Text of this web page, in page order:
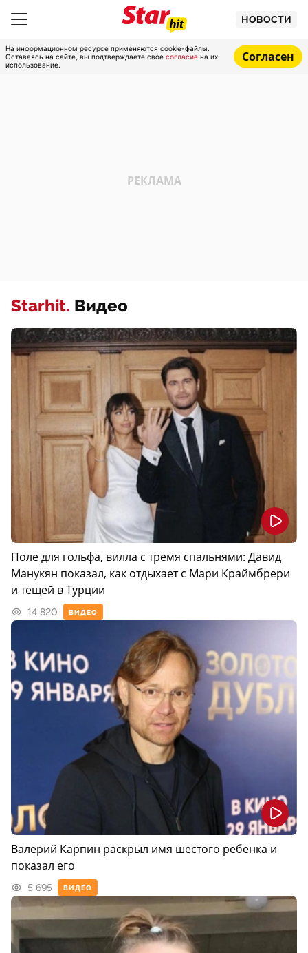
НОВОСТИ
На информационном ресурсе применяются cookie-файлы.
Оставаясь на сайте, вы подтверждаете свое согласие на их
использование.
Согласен
Starhit. Видео
ВИДЕО
Поле для гольфа, вилла с тремя спальнями: Давид
Манукян показал, как отдыхает с Мари Краймбрери
и тещей в Турции
14 820
ВИДЕО
Валерий Карпин раскрыл имя шестого ребенка и
показал его
5 695